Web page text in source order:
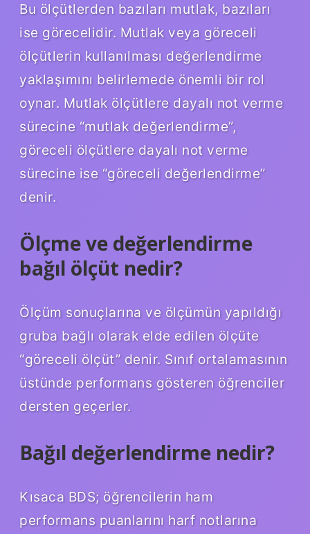
Bu ölçütlerden bazıları mutlak, bazıları
ise görecelidir. Mutlak veya göreceli
ölçütlerin kullanılması değerlendirme
yaklaşımını belirlemede önemli bir rol
oynar. Mutlak ölçütlere dayalı not verme
sürecine “mutlak değerlendirme”,
göreceli ölçütlere dayalı not verme
sürecine ise “göreceli değerlendirme”
denir.
Ölçme ve değerlendirme
bağıl ölçüt nedir?
Ölçüm sonuçlarına ve ölçümün yapıldığı
gruba bağlı olarak elde edilen ölçüte
“göreceli ölçüt” denir. Sınıf ortalamasının
üstünde performans gösteren öğrenciler
dersten geçerler.
Bağıl değerlendirme nedir?
Kısaca BDS; öğrencilerin ham
performans puanlarını harf notlarına